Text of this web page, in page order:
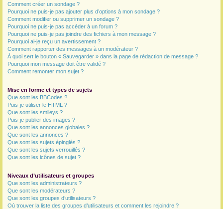
Comment créer un sondage ?
Pourquoi ne puis-je pas ajouter plus d’options à mon sondage ?
Comment modifier ou supprimer un sondage ?
Pourquoi ne puis-je pas accéder à un forum ?
Pourquoi ne puis-je pas joindre des fichiers à mon message ?
Pourquoi ai-je reçu un avertissement ?
Comment rapporter des messages à un modérateur ?
À quoi sert le bouton « Sauvegarder » dans la page de rédaction de message ?
Pourquoi mon message doit être validé ?
Comment remonter mon sujet ?
Mise en forme et types de sujets
Que sont les BBCodes ?
Puis-je utiliser le HTML ?
Que sont les smileys ?
Puis-je publier des images ?
Que sont les annonces globales ?
Que sont les annonces ?
Que sont les sujets épinglés ?
Que sont les sujets verrouillés ?
Que sont les icônes de sujet ?
Niveaux d’utilisateurs et groupes
Que sont les administrateurs ?
Que sont les modérateurs ?
Que sont les groupes d’utilisateurs ?
Où trouver la liste des groupes d’utilisateurs et comment les rejoindre ?